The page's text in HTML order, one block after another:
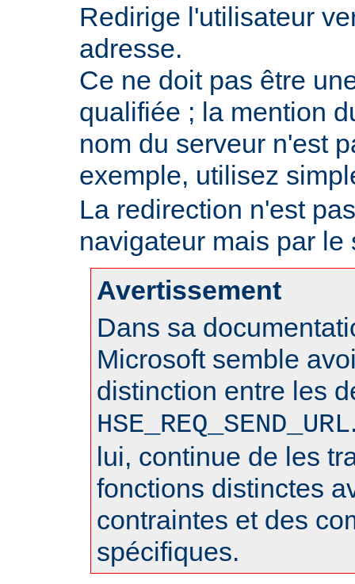
Redirige l'utilisateur
adresse.
Ce ne doit pas être
qualifiée ; la mention
nom du serveur n'est
exemple, utilisez
La redirection n'est
navigateur mais par le
Avertissement
Dans sa
Microsoft semble
distinction entre les
HSE_REQ_SEND_URL
lui, continue de les
fonctions distinctes
contraintes et des
spécifiques.